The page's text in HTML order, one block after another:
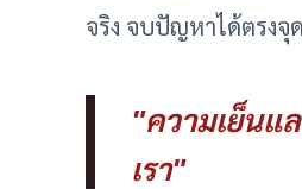
จริง จบปัญหาได้ตรงจุ
"ความเย็นแ
เรา"